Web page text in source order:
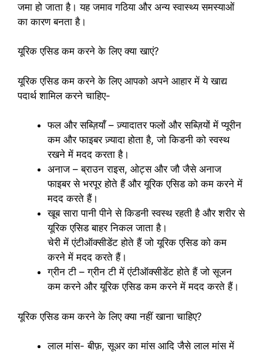
जमा हो जाता है। यह जमाव गठिया और अन्य स्वास्थ्य समस्याओं
का कारण बनता है।
यूरिक एसिड कम करने के लिए क्या खाएं?
यूरिक एसिड कम करने के लिए आपको अपने आहार में ये खाद्य
पदार्थ शामिल करने चाहिए-
फल और सब्ज़ियाँ – ज़्यादातर फलों और सब्ज़ियों में प्यूरीन
कम और फाइबर ज़्यादा होता है, जो किडनी को स्वस्थ
रखने में मदद करता है।
अनाज – ब्राउन राइस, ओट्स और जौ जैसे अनाज
फाइबर से भरपूर होते हैं और यूरिक एसिड को कम करने में
मदद करते हैं।
खूब सारा पानी पीने से किडनी स्वस्थ रहती है और शरीर से
यूरिक एसिड बाहर निकल जाता है।
चेरी में एंटीऑक्सीडेंट होते हैं जो यूरिक एसिड को कम
करने में मदद करते हैं।
ग्रीन टी – ग्रीन टी में एंटीऑक्सीडेंट होते हैं जो सूजन
कम करने और यूरिक एसिड कम करने में मदद करते हैं।
यूरिक एसिड कम करने के लिए क्या नहीं खाना चाहिए?
लाल मांस- बीफ़, सूअर का मांस आदि जैसे लाल मांस में